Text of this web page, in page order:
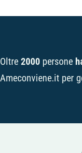
Oltre 2000 persone
Ameconviene.it per